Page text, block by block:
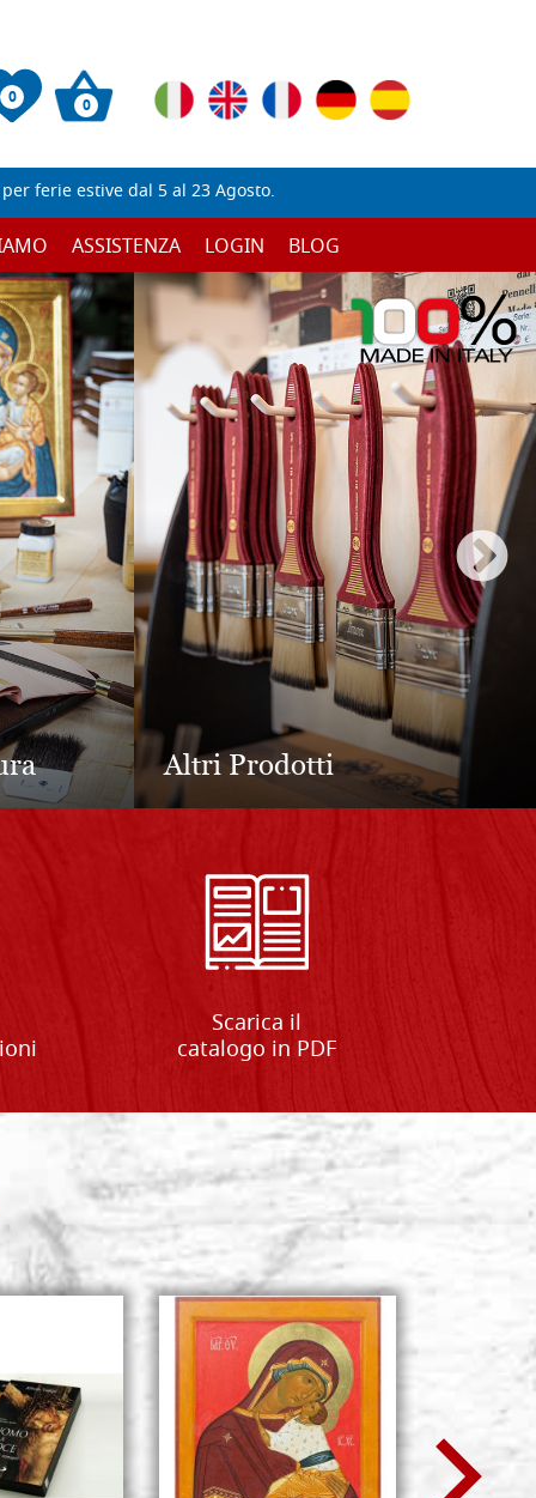
0 0
ferie estive dal 5 al 23 Agosto.
ASSISTENZA LOGIN BLOG
in Tavole economiche in
legno di pioppo
Scarica il
catalogo in PDF